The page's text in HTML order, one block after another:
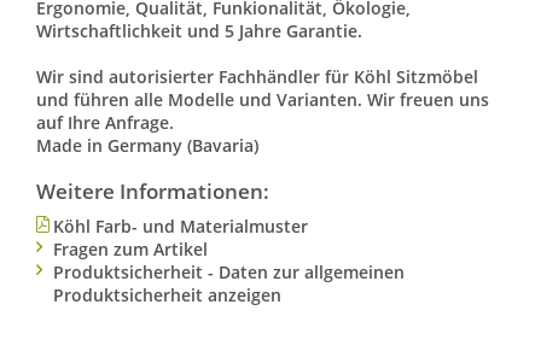
Ergonomie, Qualität, Funkionalität, Ökologie,
Wirtschaftlichkeit und 5 Jahre Garantie.
Wir sind autorisierter Fachhändler für Köhl Sitzmöbel
und führen alle Modelle und Varianten. Wir freuen uns
auf Ihre Anfrage.
Made in Germany (Bavaria)
Weitere Informationen:
Köhl Farb- und Materialmuster
Fragen zum Artikel
Produktsicherheit - Daten zur allgemeinen
Produktsicherheit anzeigen